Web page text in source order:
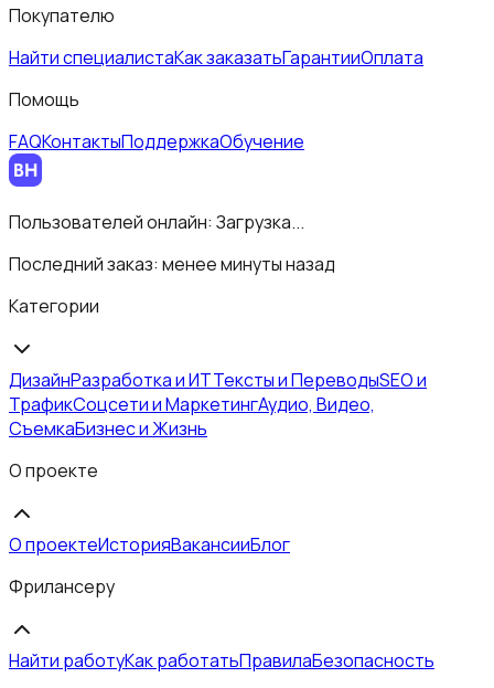
Покупателю
Найти специалистаКак заказатьГарантииОплата
Помощь
FAQКонтактыПоддержкаОбучение
Пользователей онлайн: Загрузка...
Последний заказ: менее минуты назад
Категории
ДизайнРазработка и ИТТексты и ПереводыSEO и
ТрафикСоцсети и МаркетингАудио, Видео,
СъемкаБизнес и Жизнь
О проекте
О проектеИсторияВакансииБлог
Фрилансеру
Найти работуКак работатьПравилаБезопасность